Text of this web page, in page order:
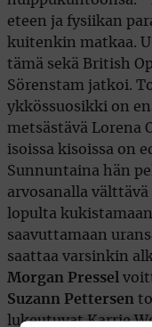
eteen ja fysiikan
kuitenkin matkaa.
tämä sekä British
Sörenstam jatkoi.
ykkössuosikki on
metsästävä Lorena
isoissa kisoissa on
Sunnuntaina hän
arvosanalla
lopulta
saavuttamaan
saattaa varsinkin
Morgan Pressel
Suzann Pettersen
lukeutuvat Karrie